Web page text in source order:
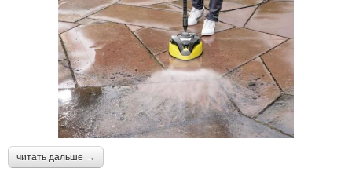
читать дальше →